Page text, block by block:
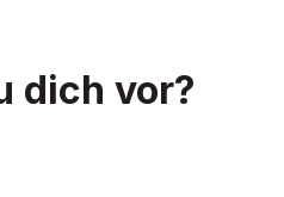
dich vor?